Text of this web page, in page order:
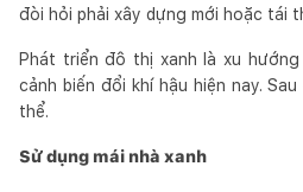
đòi hỏi phải xây dựng mới hoặc tái
Phát triển đô thị xanh là xu
cảnh biến đổi khí hậu hiện nay.
thể.
Sử dụng mái nhà xanh